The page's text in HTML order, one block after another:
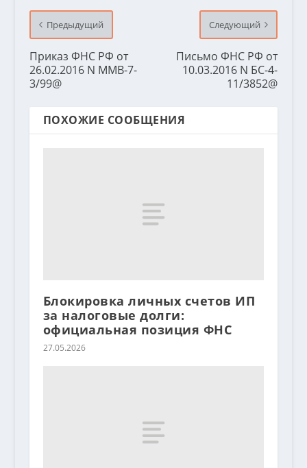
Предыдущий
Приказ ФНС РФ от
26.02.2016 N ММВ-7-
3/99@
Следующий
Письмо ФНС РФ от
10.03.2016 N БС-4-
11/3852@
ПОХОЖИЕ СООБЩЕНИЯ
Блокировка личных счетов ИП
за налоговые долги:
официальная позиция ФНС
27.05.2026